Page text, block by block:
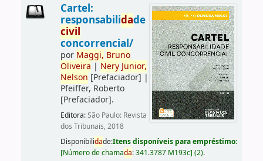
Cartel:
responsabilidade
civil
concorrencial/
por Maggi, Bruno
Oliveira | Nery Junior,
Nelson [Prefaciador] |
Pfeiffer, Roberto
[Prefaciador].
Editora:São Paulo: Revista
dos Tribunais, 2018
Disponibilidade:Itens disponíveis para empréstimo:
[Número de chamada:341.3787 M193c] (2).